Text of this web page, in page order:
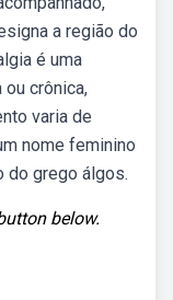
a região do
é uma
crônica,
varia de
nome feminino
do grego álgos.
below.